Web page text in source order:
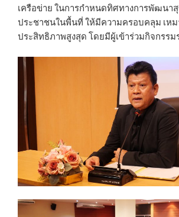
เครือข่าย ในการกำหนดทิศทางการพัฒนา
ประชาชนในพื้นที่ ให้มีความครอบคลุม เหม
ประสิทธิภาพสูงสุด โดยมีผู้เข้าร่วมกิจกรร